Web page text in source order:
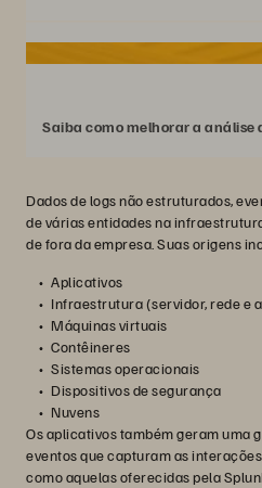
Saiba como melhorar a análise
Dados de logs não estruturados,
de várias entidades na
de fora da empresa. Suas origens
Aplicativos
Infraestrutura (servidor, rede e
Máquinas virtuais
Contêineres
Sistemas operacionais
Dispositivos de segurança
Nuvens
Os aplicativos também geram uma
eventos que capturam as
como aquelas oferecidas pela